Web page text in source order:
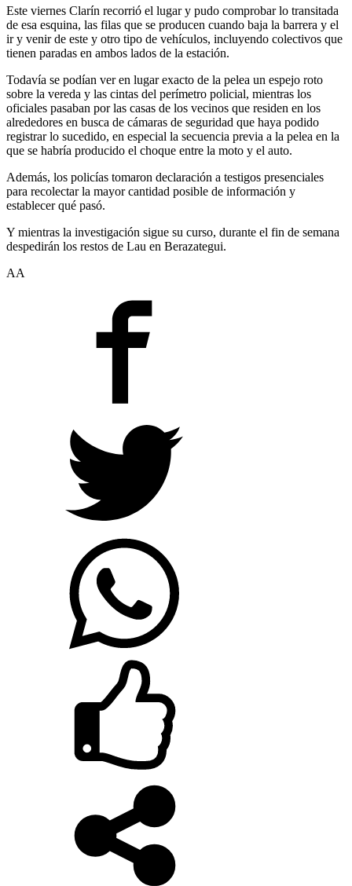
Este viernes Clarín recorrió el lugar y pudo comprobar lo transitada
de esa esquina, las filas que se producen cuando baja la barrera y el
ir y venir de este y otro tipo de vehículos, incluyendo colectivos que
tienen paradas en ambos lados de la estación.
Todavía se podían ver en lugar exacto de la pelea un espejo roto
sobre la vereda y las cintas del perímetro policial, mientras los
oficiales pasaban por las casas de los vecinos que residen en los
alrededores en busca de cámaras de seguridad que haya podido
registrar lo sucedido, en especial la secuencia previa a la pelea en la
que se habría producido el choque entre la moto y el auto.
Además, los policías tomaron declaración a testigos presenciales
para recolectar la mayor cantidad posible de información y
establecer qué pasó.
Y mientras la investigación sigue su curso, durante el fin de semana
despedirán los restos de Lau en Berazategui.
AA